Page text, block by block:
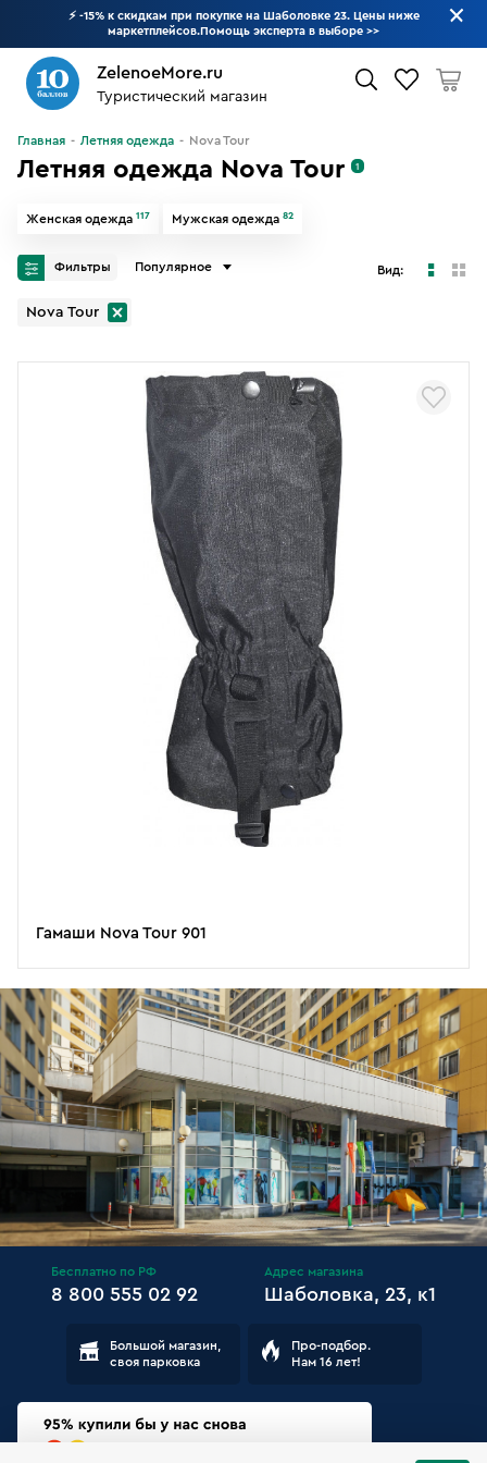
⚡ -15% к скидкам при покупке на Шаболовке 23. Цены ниже
маркетплейсов.Помощь эксперта в выборе >>
ZelenoeMore.ru
Туристический магазин
Что будем искать?
Главная Летняя одежда Nova Tour
Летняя одежда Nova Tour 1
Женская одежда 117 Мужская одежда 82
Фильтры Популярное Вид:
Nova Tour
Гамаши Nova Tour 901
Бесплатно по РФ
8 800 555 02 92
Адрес магазина
Шаболовка, 23, к1
Большой магазин,
своя парковка
Про-подбор.
Нам 16 лет!